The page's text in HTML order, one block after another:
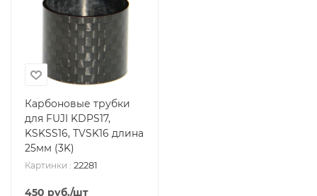
Карбоновые трубки
для FUJI KDPS17,
KSKSS16, TVSK16 длина
25мм (3K)
Картинки : 22281
450 руб./шт